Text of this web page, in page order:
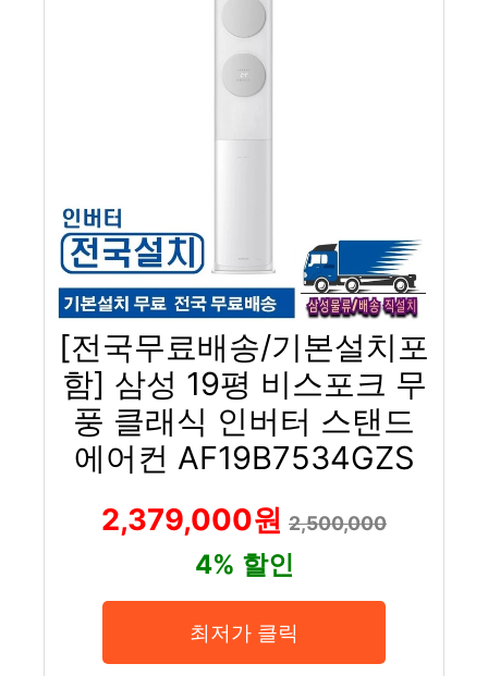
[전국무료배송/기본설치포
함] 삼성 19평 비스포크 무
풍 클래식 인버터 스탠드
에어컨 AF19B7534GZS
2,379,000원 2,500,000
4% 할인
최저가 클릭